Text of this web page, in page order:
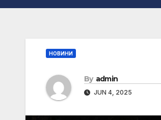
НОВИНИ
By admin
JUN 4, 2025